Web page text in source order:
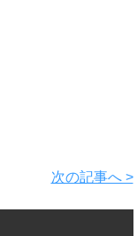
次の記事へ >